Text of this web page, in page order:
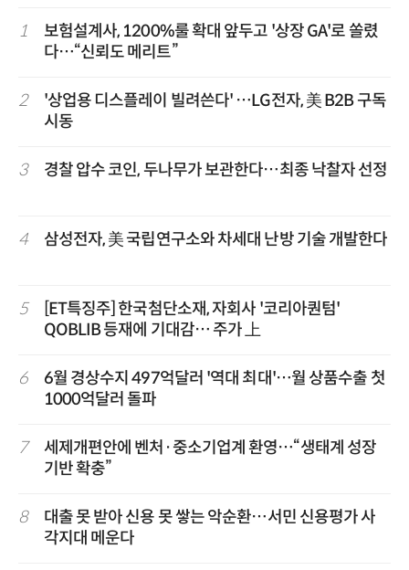
1
보험설계사, 1200%룰 확대 앞두고 '상장 GA'로 쏠렸
다…“신뢰도 메리트”
2
'상업용 디스플레이 빌려쓴다' …LG전자, 美 B2B 구독
시동
3 경찰 압수 코인, 두나무가 보관한다…최종 낙찰자 선정
4 삼성전자, 美 국립연구소와 차세대 난방 기술 개발한다
5
[ET특징주] 한국첨단소재, 자회사 '코리아퀀텀'
QOBLIB 등재에 기대감… 주가 上
6
6월 경상수지 497억달러 '역대 최대'…월 상품수출 첫
1000억달러 돌파
7
세제개편안에 벤처·중소기업계 환영…“생태계 성장
기반 확충”
8
대출 못 받아 신용 못 쌓는 악순환…서민 신용평가 사
각지대 메운다